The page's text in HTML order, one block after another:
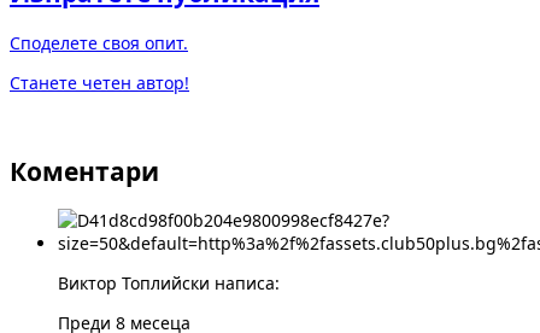
Споделете своя опит.
Станете четен автор!
Коментари
Виктор Топлийски написа:
Преди 8 месеца